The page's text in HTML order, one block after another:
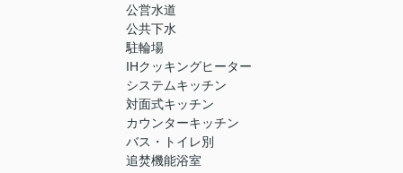
公営水道
公共下水
駐輪場
IHクッキングヒーター
システムキッチン
対面式キッチン
カウンターキッチン
バス・トイレ別
追焚機能浴室